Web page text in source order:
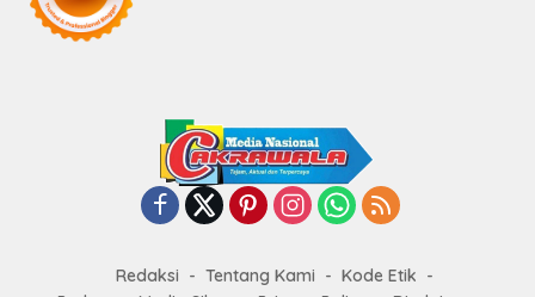
Redaksi Tentang Kami
Kode Etik